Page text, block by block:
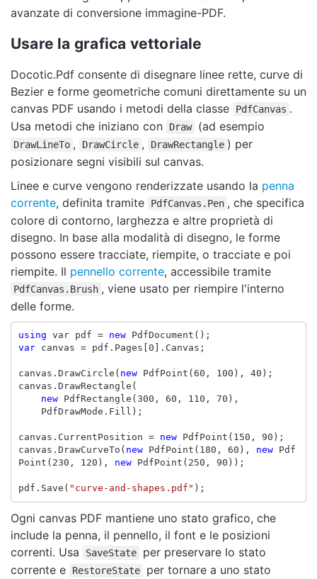
avanzate di conversione immagine-PDF.
Usare la grafica vettoriale
Docotic.Pdf consente di disegnare linee rette, curve di
Bezier e forme geometriche comuni direttamente su un
canvas PDF usando i metodi della classe
PdfCanvas .
Usa metodi che iniziano con
Draw (ad esempio
DrawLineTo , DrawCircle , DrawRectangle ) per
posizionare segni visibili sul canvas.
Linee e curve vengono renderizzate usando la penna
corrente, definita tramite PdfCanvas.Pen , che specifica
colore di contorno, larghezza e altre proprietà di
disegno. In base alla modalità di disegno, le forme
possono essere tracciate, riempite, o tracciate e poi
riempite. Il pennello corrente, accessibile tramite
PdfCanvas.Brush , viene usato per riempire l'interno
delle forme.
using var pdf = new PdfDocument ();
var
canvas = pdf . Pages 0 ]. Canvas ;
canvas . DrawCircle ( new PdfPoint ( 60 , 100 ), 40 );
canvas . DrawRectangle (
new
PdfRectangle ( 300 , 60 , 110 , 70 ),
PdfDrawMode . Fill );
canvas . CurrentPosition = new PdfPoint ( 150 , 90 );
canvas . DrawCurveTo ( new PdfPoint ( 180 , 60 ), new
Pdf
Point ( 230 , 120 ), new PdfPoint ( 250 , 90 ));
pdf . Save ( "curve-and-shapes.pdf" );
Ogni canvas PDF mantiene uno stato grafico, che
include la penna, il pennello, il font e le posizioni
correnti. Usa
SaveState
per preservare lo stato
corrente e
RestoreState
per tornare a uno stato